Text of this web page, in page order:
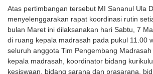
Atas pertimbangan tersebut MI Sananul Ula
menyelenggarakan rapat koordinasi rutin
bulan Maret ini dilaksanakan hari Sabtu, 7
di ruang kepala madrasah pada pukul 11.00
seluruh anggota Tim Pengembang
kepala madrasah, koordinator bidang
kesiswaan, bidang sarana dan prasarana,